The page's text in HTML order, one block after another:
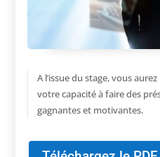
A l’issue du stage, vous
votre capacité à faire des
gagnantes et motivantes.